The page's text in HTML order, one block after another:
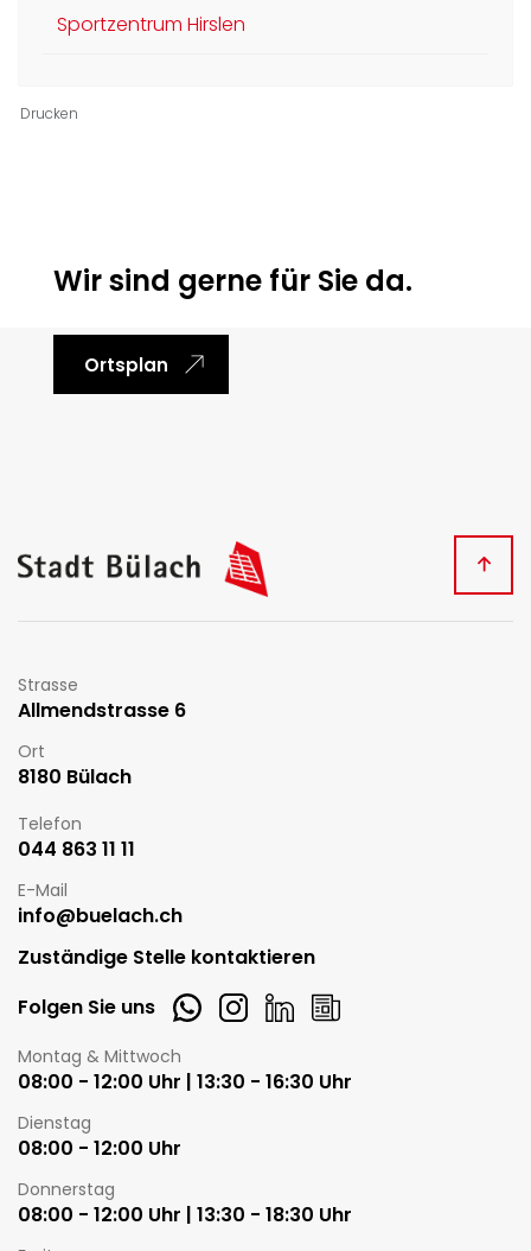
Sportzentrum Hirslen
Drucken
Wir sind gerne für Sie da.
Ortsplan
Kontakt
Strasse
Allmendstrasse 6
Ort
8180 Bülach
Telefon
044 863 11 11
E-Mail
info@buelach.ch
Zuständige Stelle kontaktieren
Folgen Sie uns
WhatsappInstagram
LinkedInNewsletter
Öffnungszeiten
Montag & Mittwoch
08:00 - 12:00 Uhr | 13:30 - 16:30 Uhr
Dienstag
08:00 - 12:00 Uhr
Donnerstag
08:00 - 12:00 Uhr | 13:30 - 18:30 Uhr